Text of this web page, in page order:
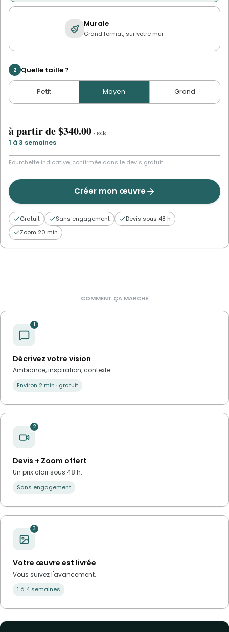
Murale
Grand format, sur votre mur
2 Quelle taille ?
Petit Moyen Grand
à partir de$340.00 · toile
1 à 3 semaines
Fourchette indicative, confirmée dans le devis gratuit.
Créer mon œuvre
Gratuit Sans engagement
Devis sous 48 h
Zoom 20 min
COMMENT ÇA MARCHE
1
Décrivez votre vision
Ambiance, inspiration, contexte.
Environ 2 min · gratuit
2
Devis + Zoom offert
Un prix clair sous 48 h.
Sans engagement
3
Votre œuvre est livrée
Vous suivez l'avancement.
1 à 4 semaines